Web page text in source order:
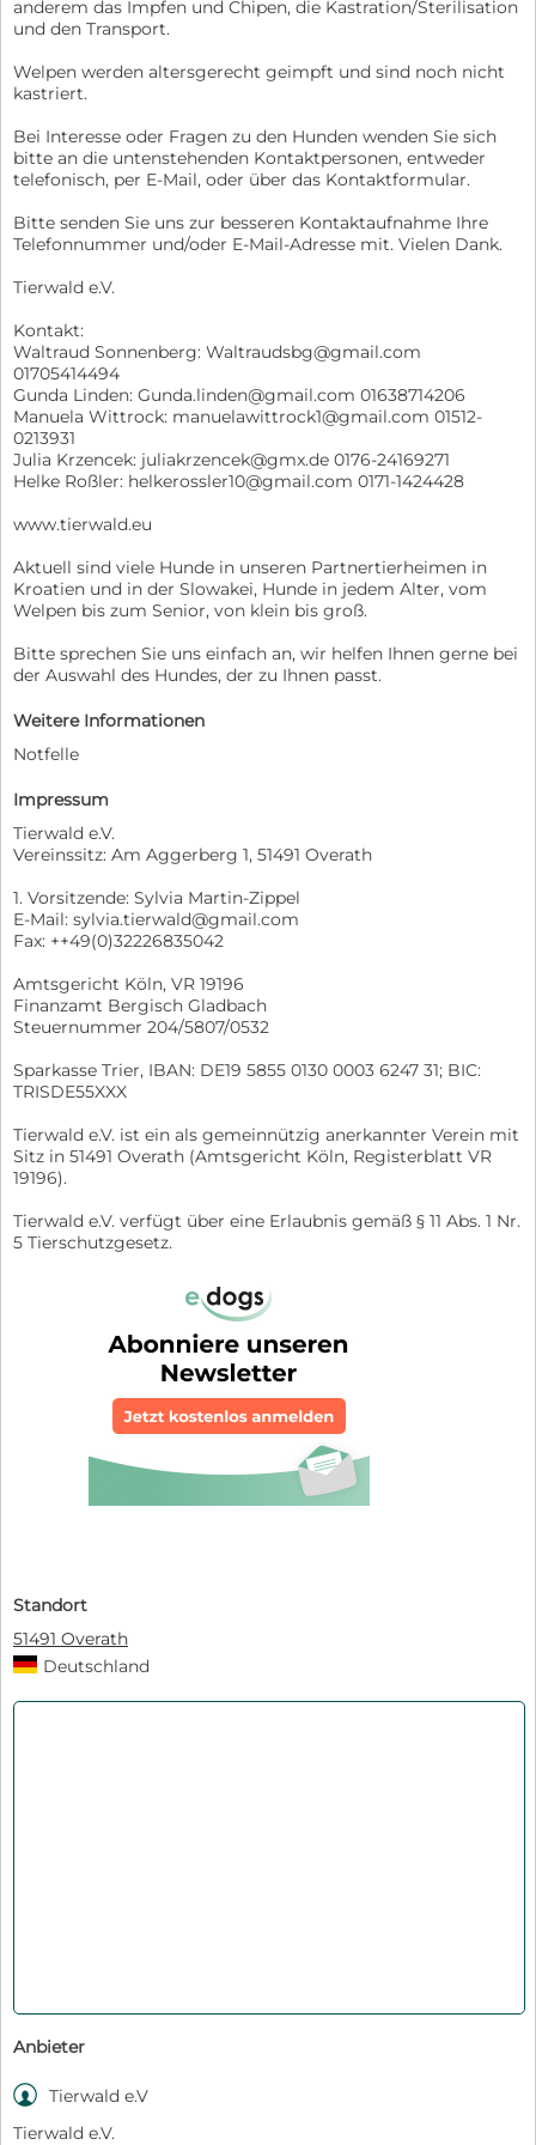
anderem das Impfen und Chipen, die Kastration/Sterilisation
und den Transport.
Welpen werden altersgerecht geimpft und sind noch nicht
kastriert.
Bei Interesse oder Fragen zu den Hunden wenden Sie sich
bitte an die untenstehenden Kontaktpersonen, entweder
telefonisch, per E-Mail, oder über das Kontaktformular.
Bitte senden Sie uns zur besseren Kontaktaufnahme Ihre
Telefonnummer und/oder E-Mail-Adresse mit. Vielen Dank.
Tierwald e.V.
Kontakt:
Waltraud Sonnenberg: Waltraudsbg@gmail.com
01705414494
Gunda Linden: Gunda.linden@gmail.com 01638714206
Manuela Wittrock: manuelawittrock1@gmail.com 01512-
0213931
Julia Krzencek: juliakrzencek@gmx.de 0176-24169271
Helke Roßler: helkerossler10@gmail.com 0171-1424428
www.tierwald.eu
Aktuell sind viele Hunde in unseren Partnertierheimen in
Kroatien und in der Slowakei, Hunde in jedem Alter, vom
Welpen bis zum Senior, von klein bis groß.
Bitte sprechen Sie uns einfach an, wir helfen Ihnen gerne bei
der Auswahl des Hundes, der zu Ihnen passt.
Weitere Informationen
Notfelle
Impressum
Tierwald e.V.
Vereinssitz: Am Aggerberg 1, 51491 Overath
1. Vorsitzende: Sylvia Martin-Zippel
E-Mail: sylvia.tierwald@gmail.com
Fax: ++49(0)32226835042
Amtsgericht Köln, VR 19196
Finanzamt Bergisch Gladbach
Steuernummer 204/5807/0532
Sparkasse Trier, IBAN: DE19 5855 0130 0003 6247 31; BIC:
TRISDE55XXX
Tierwald e.V. ist ein als gemeinnützig anerkannter Verein mit
Sitz in 51491 Overath (Amtsgericht Köln, Registerblatt VR
19196).
Tierwald e.V. verfügt über eine Erlaubnis gemäß § 11 Abs. 1 Nr.
5 Tierschutzgesetz.
Standort
51491 Overath
Deutschland
Anbieter
 Tierwald e.V
Tierwald e.V.